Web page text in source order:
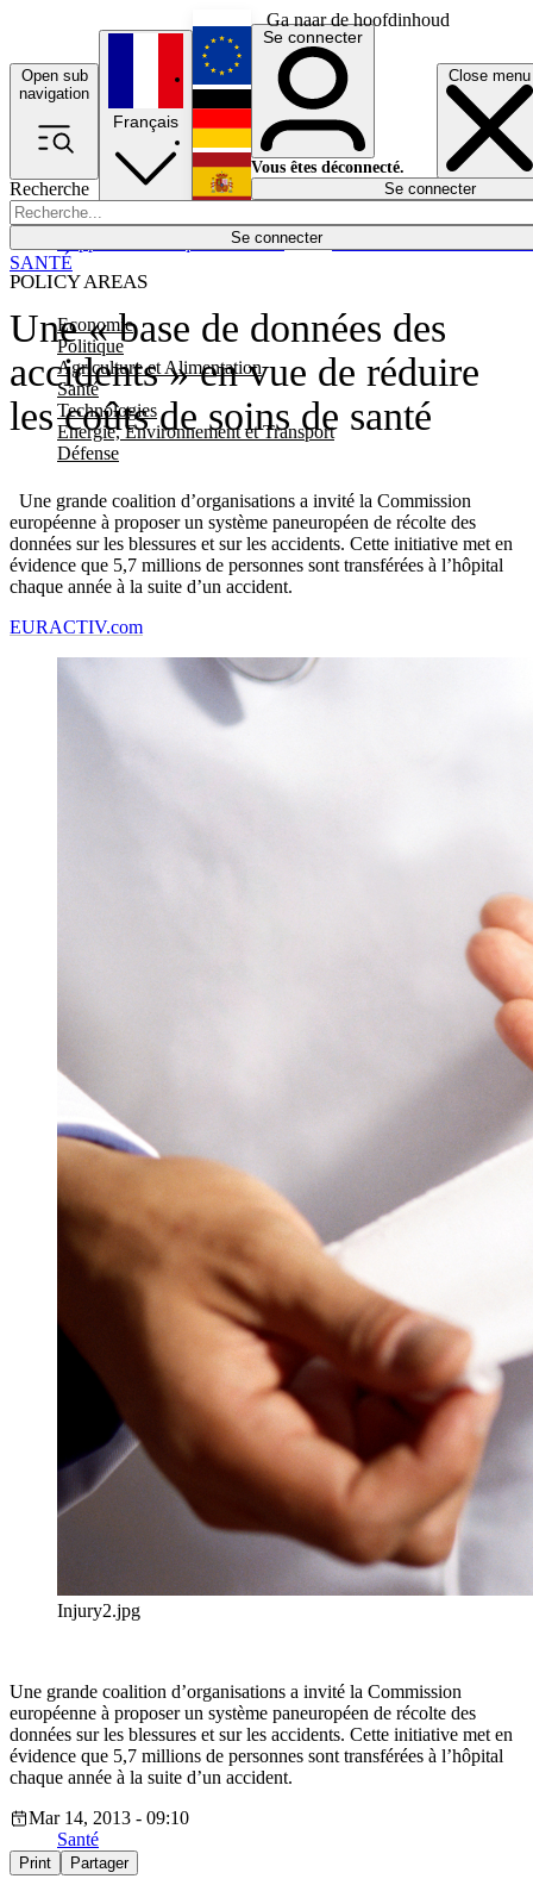
Ga naar de hoofdinhoud
Open sub
navigation
Close menu
Recherche
Se connecter
POLICY AREAS
Economie
Politique
Agriculture et Alimentation
Santé
Technologies
Energie, Environnement et Transport
Défense
Économie
Français
English
Deutsch
Español
Se connecter
Vous êtes déconnecté.
Se connecter
Une « base de données des
accidents » en vue de réduire
les coûts de soins de santé
Une grande coalition d’organisations a invité la Commission
européenne à proposer un système paneuropéen de récolte des
données sur les blessures et sur les accidents. Cette initiative met en
évidence que 5,7 millions de personnes sont transférées à l’hôpital
chaque année à la suite d’un accident.
SANTÉ
EURACTIV.com
Injury2.jpg
Une grande coalition d’organisations a invité la Commission
européenne à proposer un système paneuropéen de récolte des
données sur les blessures et sur les accidents. Cette initiative met en
évidence que 5,7 millions de personnes sont transférées à l’hôpital
chaque année à la suite d’un accident.
Mar 14, 2013 - 09:10
Santé
Print Partager